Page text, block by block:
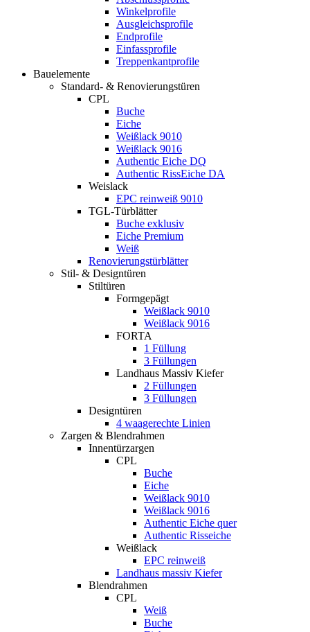
Winkelprofile
Ausgleichsprofile
Endprofile
Einfassprofile
Treppenkantprofile
Bauelemente
Standard- & Renovierungstüren
CPL
Buche
Eiche
Weißlack 9010
Weißlack 9016
Authentic Eiche DQ
Authentic RissEiche DA
Weislack
EPC reinweiß 9010
TGL-Türblätter
Buche exklusiv
Eiche Premium
Weiß
Renovierungstürblätter
Stil- & Designtüren
Stiltüren
Formgepägt
Weißlack 9010
Weißlack 9016
FORTA
1 Füllung
3 Füllungen
Landhaus Massiv Kiefer
2 Füllungen
3 Füllungen
Designtüren
4 waagerechte Linien
Zargen & Blendrahmen
Innentürzargen
CPL
Buche
Eiche
Weißlack 9010
Weißlack 9016
Authentic Eiche quer
Authentic Risseiche
Weißlack
EPC reinweiß
Landhaus massiv Kiefer
Blendrahmen
CPL
Weiß
Buche